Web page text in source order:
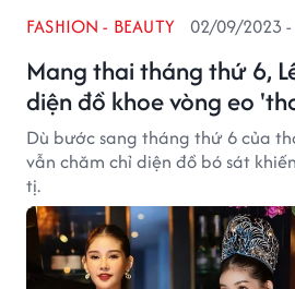
Mang thai tháng thứ 6,
diện đồ khoe vòng eo
FASHION - BEAUTY 02/09/2023
Dù bước sang tháng thứ 6 của
vẫn chăm chỉ diện đồ bó sát
tị.